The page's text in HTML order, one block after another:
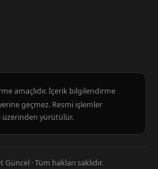
amaçlıdır. İçerik bilgilendirme
geçmez. Resmi işlemler
yürütülür.
· Tüm hakları saklıdır.